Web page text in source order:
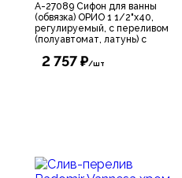
А-27089 Сифон для ванны
(обвязка) ОРИО 1 1/2"х40,
регулируемый, с переливом
(полуавтомат, латунь) с
2 757 ₽/шт